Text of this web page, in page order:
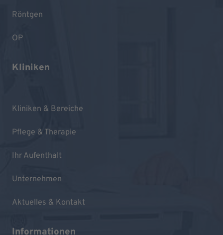
Röntgen
OP
Kliniken
Kliniken & Bereiche
Pflege & Therapie
Ihr Aufenthalt
Unternehmen
Aktuelles & Kontakt
Informationen